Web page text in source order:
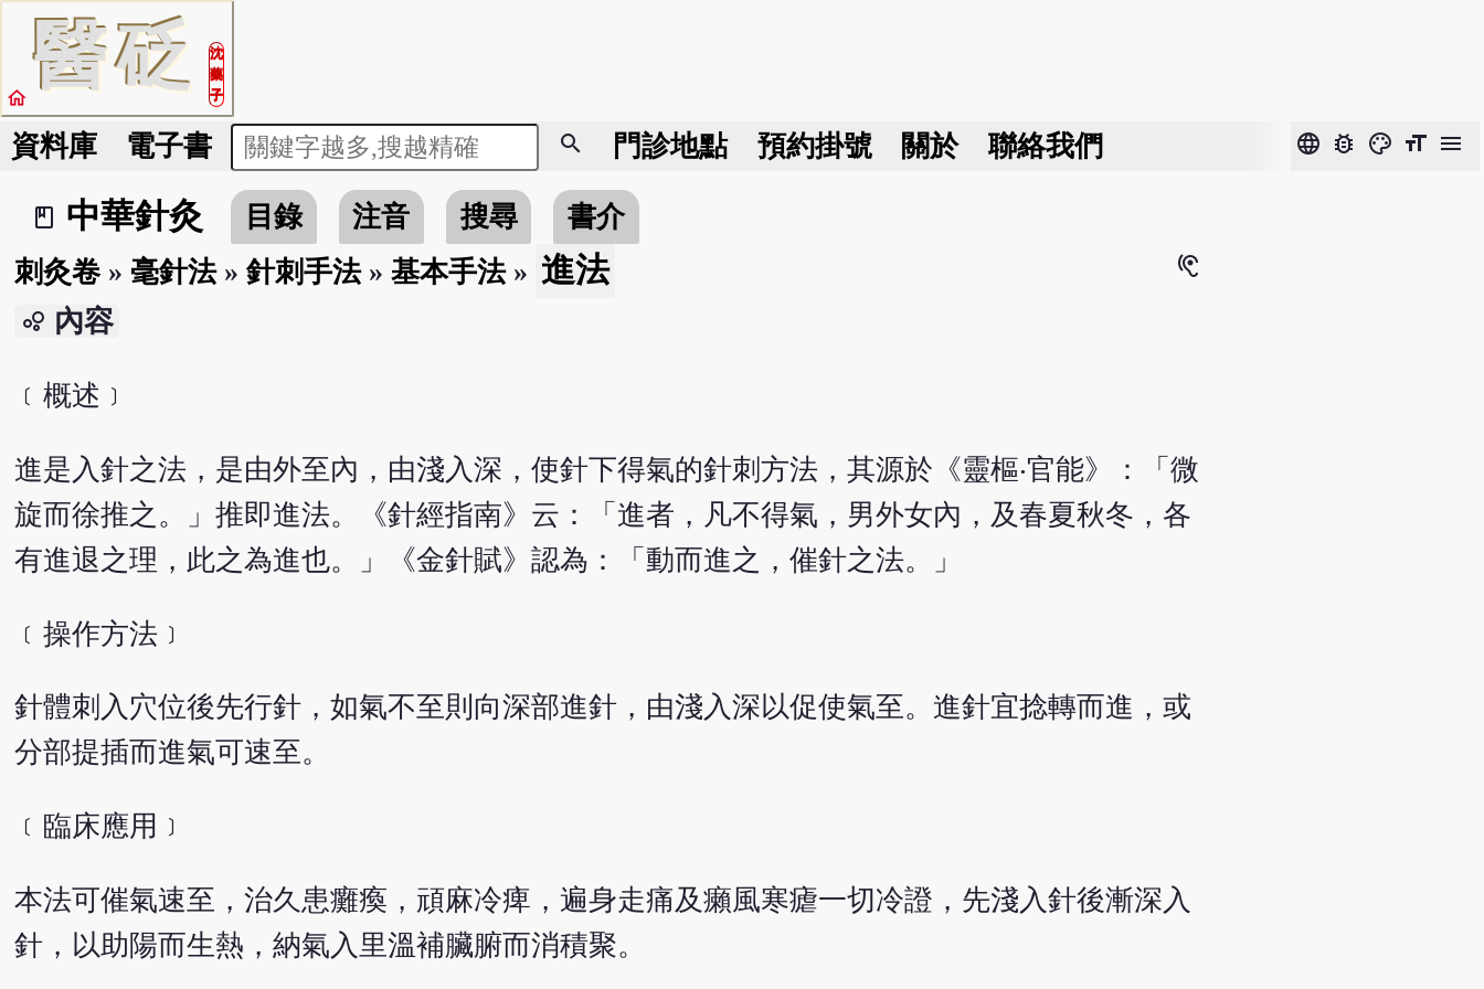
醫砭
沈
藥
子
home
資料庫 電子書 search 門診地點 預約掛號 關於 聯絡我們 language bug_report color_lens format_size menu
book_2
中華針灸 目錄 注音 搜尋
書介
刺灸卷» 毫針法» 針刺手法» 基本手法» 進法 hearing
bubble_chart 內容
﹝概述﹞
進是入針之法，是由外至內，由淺入深，使針下得氣的針刺方法，其源於《靈樞‧官能》：「微
旋而徐推之。」推即進法。《針經指南》云：「進者，凡不得氣，男外女內，及春夏秋冬，各
有進退之理，此之為進也。」《金針賦》認為：「動而進之，催針之法。」
﹝操作方法﹞
針體刺入穴位後先行針，如氣不至則向深部進針，由淺入深以促使氣至。進針宜捻轉而進，或
分部提插而進氣可速至。
﹝臨床應用﹞
本法可催氣速至，治久患癱瘓，頑麻冷痺，遍身走痛及癩風寒瘧一切冷證，先淺入針後漸深入
針，以助陽而生熱，納氣入里溫補臟腑而消積聚。